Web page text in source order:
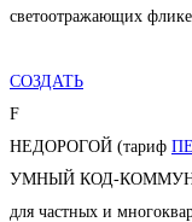
светоотражающих
СОЗДАТЬ
F
НЕДОРОГОЙ (тариф
УМНЫЙ КОД-
для частных и